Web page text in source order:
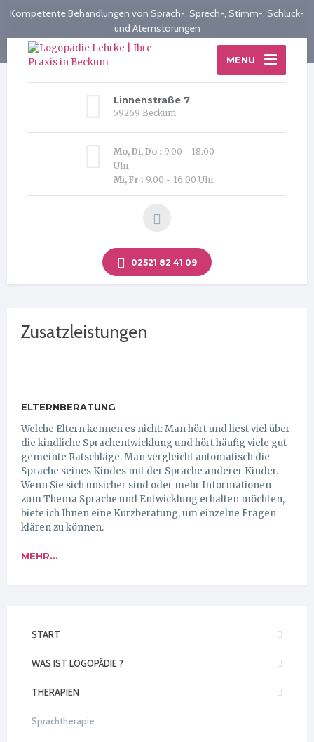
Kompetente Behandlungen von Sprach-, Sprech-, Stimm-, Schluck-
und Atemstörungen
MENU
Linnenstraße 7
59269 Beckum
Mo, Di, Do : 9.00 - 18.00
Uhr
Mi, Fr : 9.00 - 16.00 Uhr
02521 82 41 09
Zusatzleistungen
ELTERNBERATUNG
Welche Eltern kennen es nicht: Man hört und liest viel über
die kindliche Sprachentwicklung und hört häufig viele gut
gemeinte Ratschläge. Man vergleicht automatisch die
Sprache seines Kindes mit der Sprache anderer Kinder.
Wenn Sie sich unsicher sind oder mehr Informationen
zum Thema Sprache und Entwicklung erhalten möchten,
biete ich Ihnen eine Kurzberatung, um einzelne Fragen
klären zu können.
MEHR...
START
WAS IST LOGOPÄDIE ?
THERAPIEN
Sprachtherapie